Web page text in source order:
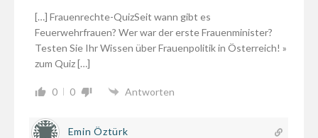
[…] Frauenrechte-QuizSeit wann gibt es
Feuerwehrfrauen? Wer war der erste Frauenminister?
Testen Sie Ihr Wissen über Frauenpolitik in Österreich! »
zum Quiz […]
0 0 Antworten
Emin Öztürk